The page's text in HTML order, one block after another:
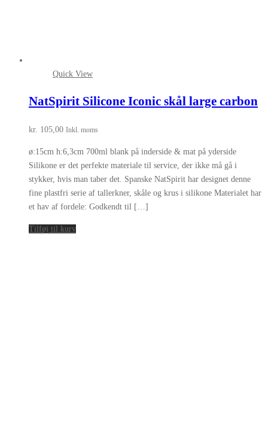
Quick View
NatSpirit Silicone Iconic skål large carbon
kr. 105,00 Inkl. moms
ø:15cm h:6,3cm 700ml blank på inderside & mat på yderside
Silikone er det perfekte materiale til service, der ikke må gå i
stykker, hvis man taber det. Spanske NatSpirit har designet denne
fine plastfri serie af tallerkner, skåle og krus i silikone Materialet har
et hav af fordele: Godkendt til […]
Tilføj til kurv